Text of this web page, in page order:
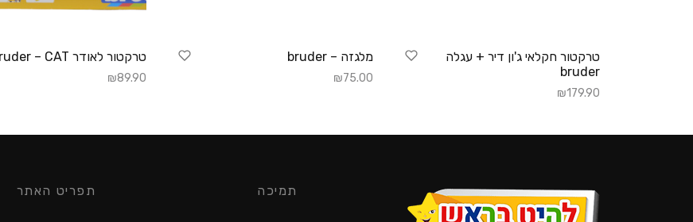
טרקטור חקלאי ג'ון דיר + עגלה
bruder
₪179.90
מלגזה – bruder
₪75.00
טרקטור לאודר bruder – CAT
₪89.90
תמיכה תפריט האתר